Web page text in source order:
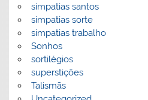
simpatias santos
simpatias sorte
simpatias trabalho
Sonhos
sortilégios
superstições
Talismãs